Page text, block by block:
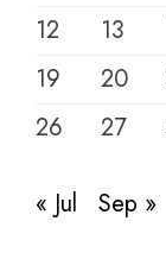
12
13
19
20
26
27
« Jul Sep »